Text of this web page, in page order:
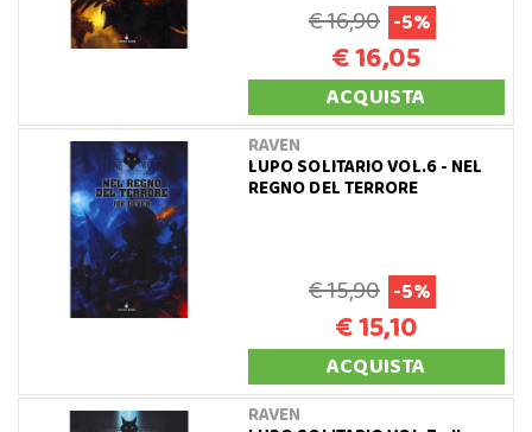
€ 16,90 -5%
€ 16,05
ACQUISTA
RAVEN
LUPO SOLITARIO VOL.6 - NEL
REGNO DEL TERRORE
€ 15,90 -5%
€ 15,10
ACQUISTA
RAVEN